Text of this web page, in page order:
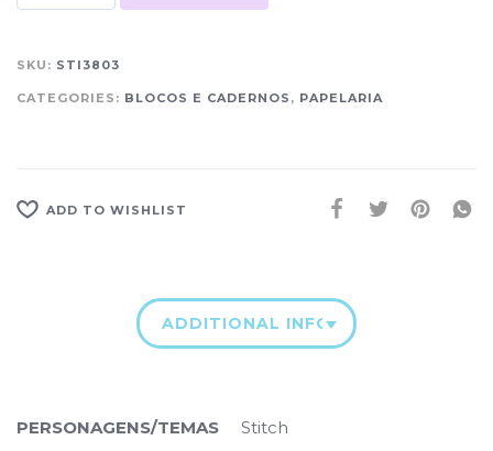
SKU: STI3803
CATEGORIES: BLOCOS E CADERNOS , PAPELARIA
ADD TO WISHLIST
ADDITIONAL INFORMATION
PERSONAGENS/TEMAS Stitch